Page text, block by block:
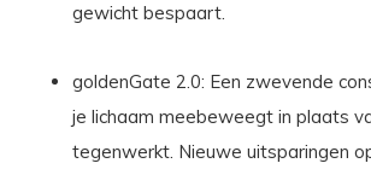
gewicht bespaart.
goldenGate 2.0: Een zwevende
je lichaam meebeweegt in plaats
tegenwerkt. Nieuwe uitsparingen